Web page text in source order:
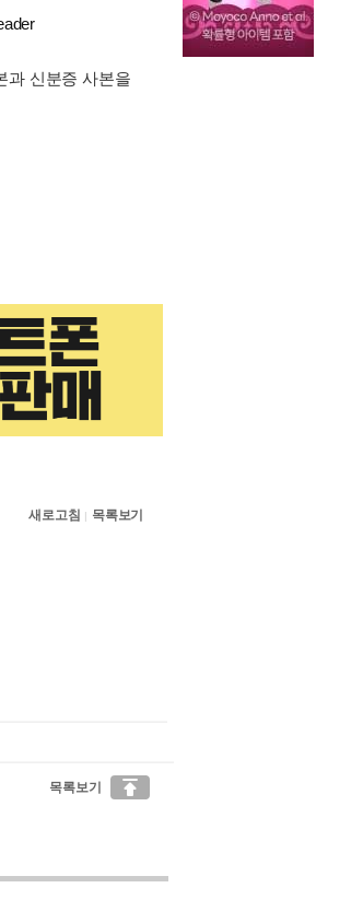
과 신분증 사본을
새로고침 | 목록보기
목록보기 